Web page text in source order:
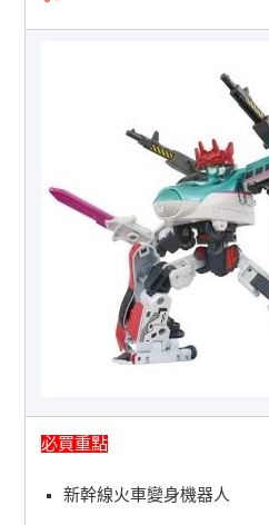
必買重點
新幹線火車變身機器人